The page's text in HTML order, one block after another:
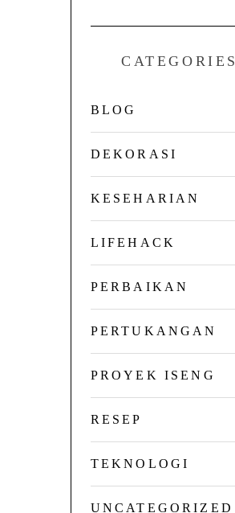
CATEGORIES
BLOG
DEKORASI
KESEHARIAN
LIFEHACK
PERBAIKAN
PERTUKANGAN
PROYEK ISENG
RESEP
TEKNOLOGI
UNCATEGORIZED